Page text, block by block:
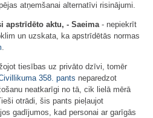
atņemšanai alternatīvi risinājumi.
apstrīdēto aktu, - Saeima- nepiekrīt
un uzskata, ka apstrīdētās normas
.
tiesības uz privāto dzīvi, tomēr
358. pants neparedzot
neatkarīgi no tā, cik lielā mērā
otrādi, šis pants pieļaujot
gadījumos, kad personai ar garīgās